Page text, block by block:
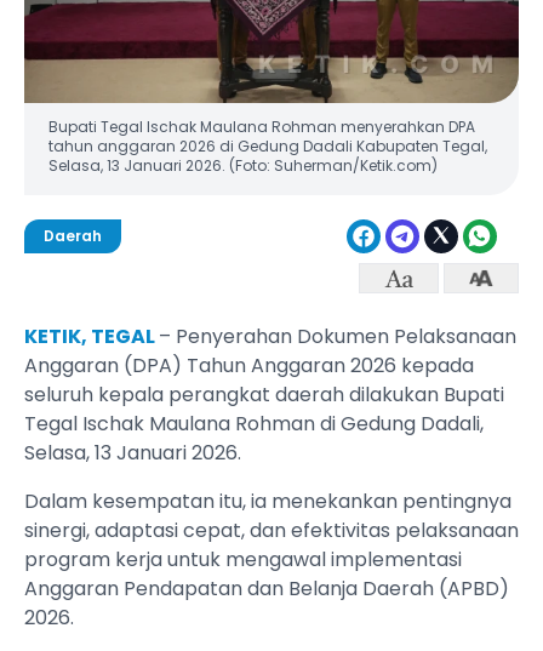
Bupati Tegal Ischak Maulana Rohman menyerahkan DPA
tahun anggaran 2026 di Gedung Dadali Kabupaten Tegal,
Selasa, 13 Januari 2026. (Foto: Suherman/Ketik.com)
Daerah
KETIK, TEGAL– Penyerahan Dokumen Pelaksanaan
Anggaran (DPA) Tahun Anggaran 2026 kepada
seluruh kepala perangkat daerah dilakukan Bupati
Tegal Ischak Maulana Rohman di Gedung Dadali,
Selasa, 13 Januari 2026.
Dalam kesempatan itu, ia menekankan pentingnya
sinergi, adaptasi cepat, dan efektivitas pelaksanaan
program kerja untuk mengawal implementasi
Anggaran Pendapatan dan Belanja Daerah (APBD)
2026.